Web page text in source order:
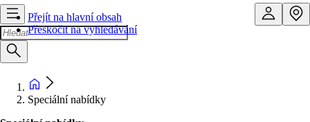
Přejít na hlavní obsah
Přeskočit na vyhledávání
Speciální nabídky